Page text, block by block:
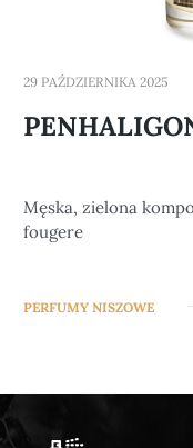
29 PAŹDZIERNIKA 2025
Męska, zielona
fougere
PERFUMY NISZOWE